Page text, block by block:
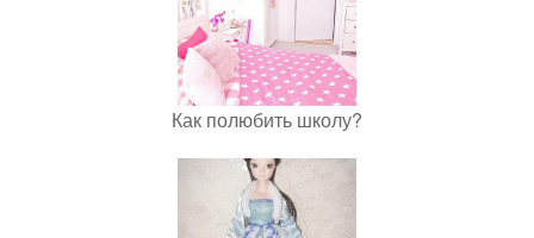
Как полюбить школу?